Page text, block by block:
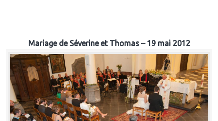
Mariage de Séverine et Thomas – 19 mai 2012